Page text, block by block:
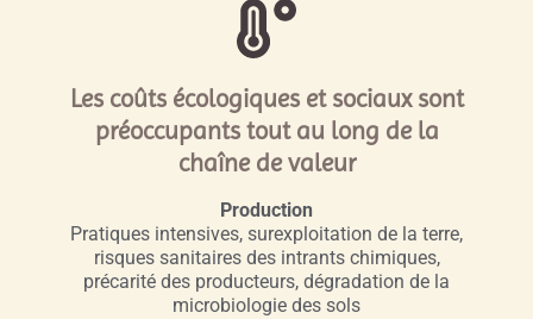
Les coûts écologiques et sociaux sont
préoccupants tout au long de la
chaîne de valeur
Production
Pratiques intensives, surexploitation de la terre,
risques sanitaires des intrants chimiques,
précarité des producteurs, dégradation de la
microbiologie des sols